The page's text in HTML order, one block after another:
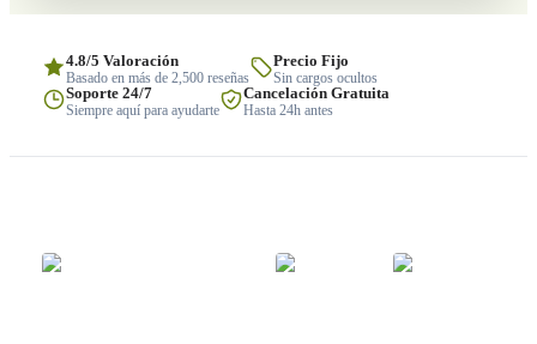
4.8/5 Valoración
Basado en más de 2,500 reseñas
Precio Fijo
Sin cargos ocultos
Soporte 24/7
Siempre aquí para ayudarte
Cancelación Gratuita
Hasta 24h antes